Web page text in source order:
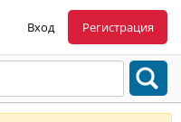
Вход Регистрация